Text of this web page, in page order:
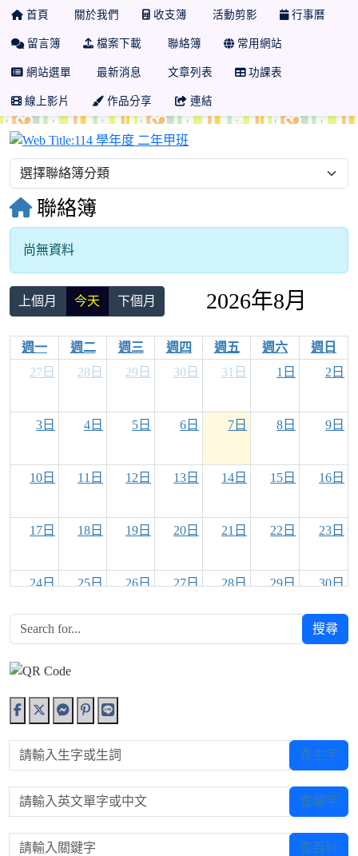
首頁 關於我們 收支簿 活動剪影 行事曆
留言簿 檔案下載 聯絡簿 常用網站
網站選單 最新消息 文章列表 功課表
線上影片 作品分享 連結
聯絡簿
尚無資料
上個月 今天 下個月 2026年8月
週一 週二 週三 週四 週五 週六
週日
27日
28日 29日 30日 31日 1日 2日
3日 4日 5日 6日 7日 8日 9日
10日 11日 12日 13日 14日 15日 16日
17日 18日 19日 20日 21日 22日 23日
24日 25日 26日 27日 28日 29日 30日
31日 6日
搜尋
請輸入生字或生詞 查生字
請輸入英文單字或中文 查單字
請輸入關鍵字 查百科